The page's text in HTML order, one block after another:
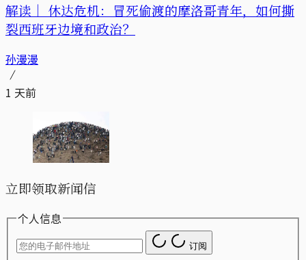
解读｜ 休达危机：冒死偷渡的摩洛哥青年，如何撕
裂西班牙边境和政治？
孙漫漫
1 天前
立即领取新闻信
个人信息
订阅